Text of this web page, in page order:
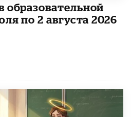
по 2 августа 2026